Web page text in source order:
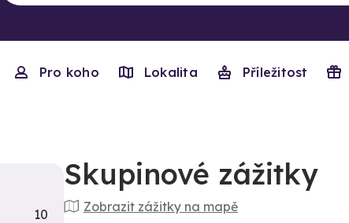
Pro koho Lokalita Příležitost
Skupinové zážitky
Zobrazit zážitky na mapě
10